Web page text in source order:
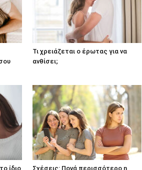
Τι χρειάζεται ο έρωτας για να
ανθίσει;
ίδιο Σχέσεις: Πονά περισσότερο η